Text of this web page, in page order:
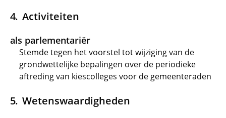
Activiteiten
als parlementariër
Stemde tegen het voorstel tot wijziging van de
grondwettelijke bepalingen over de periodieke
aftreding van kiescolleges voor de gemeenteraden
Wetenswaardigheden